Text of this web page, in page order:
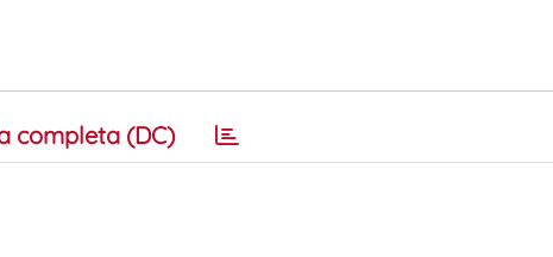
completa (DC)